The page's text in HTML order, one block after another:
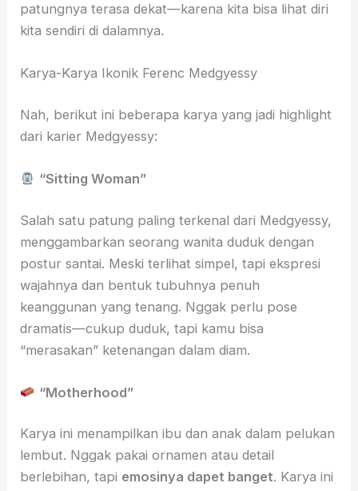
patungnya terasa dekat—karena kita bisa lihat diri
kita sendiri di dalamnya.
Karya-Karya Ikonik Ferenc Medgyessy
Nah, berikut ini beberapa karya yang jadi highlight
dari karier Medgyessy:
“Sitting Woman”
Salah satu patung paling terkenal dari Medgyessy,
menggambarkan seorang wanita duduk dengan
postur santai. Meski terlihat simpel, tapi ekspresi
wajahnya dan bentuk tubuhnya penuh
keanggunan yang tenang. Nggak perlu pose
dramatis—cukup duduk, tapi kamu bisa
“merasakan” ketenangan dalam diam.
“Motherhood”
Karya ini menampilkan ibu dan anak dalam pelukan
lembut. Nggak pakai ornamen atau detail
berlebihan, tapi emosinya dapet banget. Karya ini